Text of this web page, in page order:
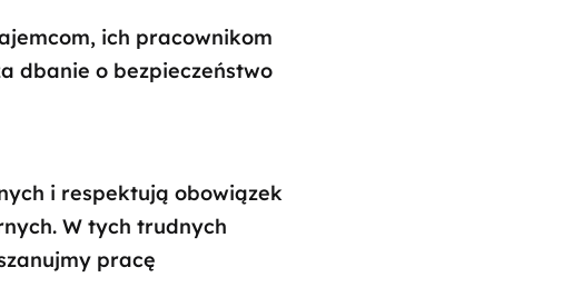
ich pracownikom
dbanie o bezpieczeństwo
i respektują obowiązek
W tych trudnych
pracę